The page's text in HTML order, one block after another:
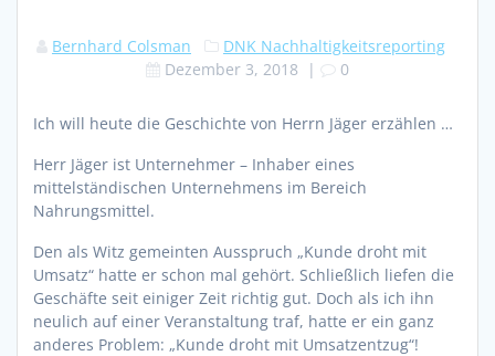
Bernhard Colsman
DNK Nachhaltigkeitsreporting
Dezember 3, 2018 | 0
Ich will heute die Geschichte von Herrn Jäger erzählen …
Herr Jäger ist Unternehmer – Inhaber eines
mittelständischen Unternehmens im Bereich
Nahrungsmittel.
Den als Witz gemeinten Ausspruch „Kunde droht mit
Umsatz“ hatte er schon mal gehört. Schließlich liefen die
Geschäfte seit einiger Zeit richtig gut. Doch als ich ihn
neulich auf einer Veranstaltung traf, hatte er ein ganz
anderes Problem: „Kunde droht mit Umsatzentzug“!